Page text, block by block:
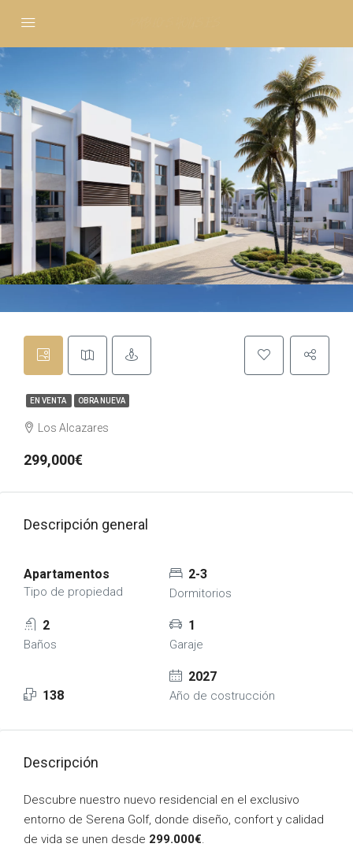
EN VENTA OBRA NUEVA
Los Alcazares
299,000€
Descripción general
Apartamentos
Tipo de propiedad
2-3
Dormitorios
2
Baños
1
Garaje
138
2027
Año de costrucción
Descripción
Descubre nuestro nuevo residencial en el exclusivo
entorno de Serena Golf, donde diseño, confort y calidad
de vida se unen desde 299.000€.